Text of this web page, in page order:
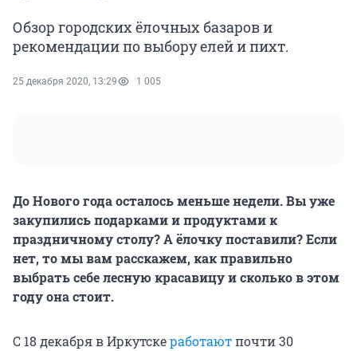
Обзор городских ёлочных базаров и
рекомендации по выбору елей и пихт.
25 декабря 2020, 13:29 1 005
До Нового года осталось меньше недели. Вы уже
закупились подарками и продуктами к
праздничному столу? А ёлочку поставили? Если
нет, то мы вам расскажем, как правильно
выбрать себе лесную красавицу и сколько в этом
году она стоит.
С 18 декабря в Иркутскеработаютпочти 30